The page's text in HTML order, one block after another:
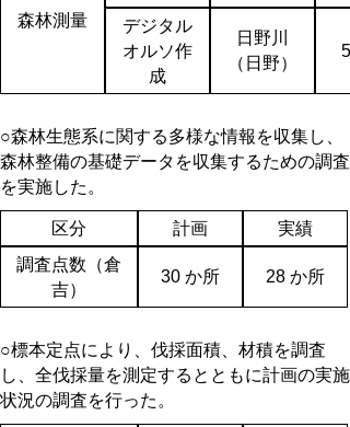
森林測量
デジタル
オルソ作
成
日野川
（日野）
○森林生態系に関する多様な情報を収集し、
森林整備の基礎データを収集するための調査
を実施した。
区分 計画
実績
調査点数（倉
吉）
30 か所 28 か所
○標本定点により、伐採面積、材積を調査
し、全伐採量を測定するとともに計画の実施
状況の調査を行った。